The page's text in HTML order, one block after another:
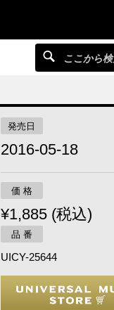
発売日
2016-05-18
価 格
¥1,885 (税込)
品 番
UICY-25644